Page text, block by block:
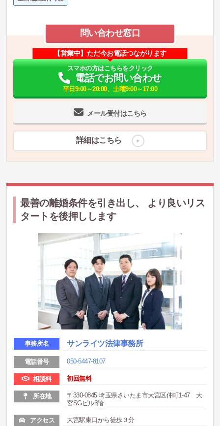
問い合わせ窓口
メール受付はこちら
【営業中】ただ今お電話つながります
スマホの方はこちらをクリック
電話でお問い合わせ
平日9:00～20:00、土曜9:00～17:00
詳細はこちら
最善の離婚条件を引き出し、 より良いリス
タートを後押しします
事務所名 サンライツ法律事務所
電話番号 050-5447-8107
相談料 初回無料
所在地
〒330-0845 埼玉県さいたま市大宮区仲町1-47 大
宮SGビル3階
アクセス 大宮駅東口から徒歩３分